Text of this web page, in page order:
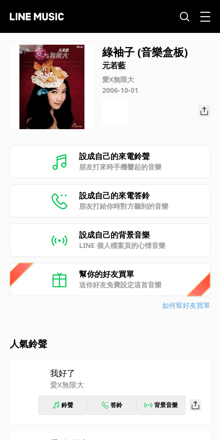
綠袖子 (音樂盒板)
元若藍
愛X無限大
2006-10-01
設成自己的來電鈴聲
朋友打來時手機響起的音樂
設成自己的來電答鈴
朋友打給你時對方聽到的音樂
設成自己的背景音樂
LINE 個人檔案頁的心情音樂
幫你的好友買單
送你好友免費設定這首音樂
如何幫好友買單
人氣鈴聲
我好了
愛X無限大
鈴聲 答鈴 背景音樂